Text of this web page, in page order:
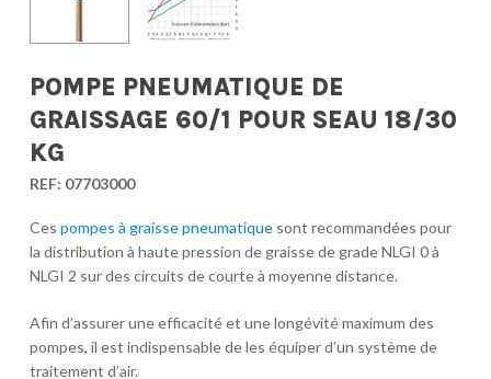
POMPE PNEUMATIQUE DE
GRAISSAGE 60/1 POUR SEAU 18/30
KG
REF: 07703000
Ces pompes à graisse pneumatiquesont recommandées pour
la distribution à haute pression de graisse de grade NLGI 0 à
NLGI 2 sur des circuits de courte à moyenne distance.
Afin d’assurer une efficacité et une longévité maximum des
pompes, il est indispensable de les équiper d’un système de
traitement d’air.